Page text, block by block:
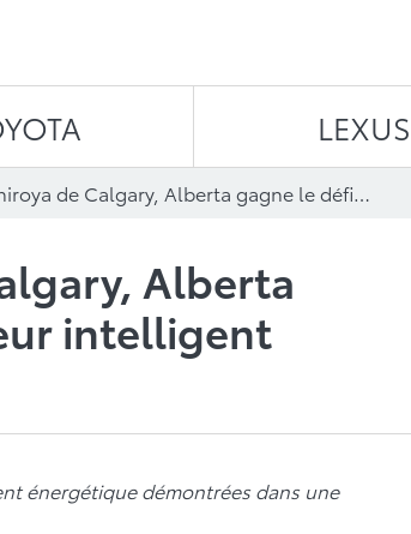
LEXUS
La famille Khiroya de Calgary, Alberta gagne le défi Conducteur intelligent
Alberta
intelligent
énergétique démontrées dans une